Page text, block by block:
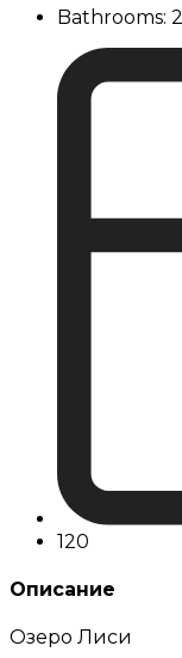
Bathrooms: 2
120
Описание
Озеро Лиси